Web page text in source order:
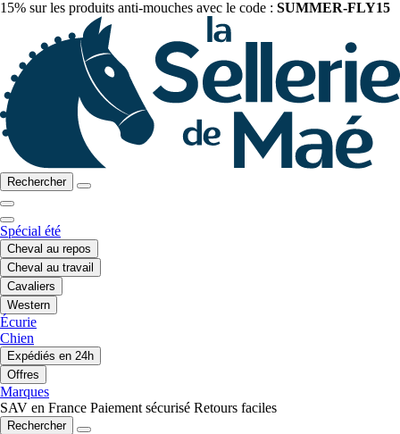
15% sur les produits anti-mouches avec le code : SUMMER-FLY15
Rechercher
Spécial été
Cheval au repos
Cheval au travail
Cavaliers
Western
Écurie
Chien
Expédiés en 24h
Offres
Marques
SAV en France Paiement sécurisé Retours faciles
Rechercher